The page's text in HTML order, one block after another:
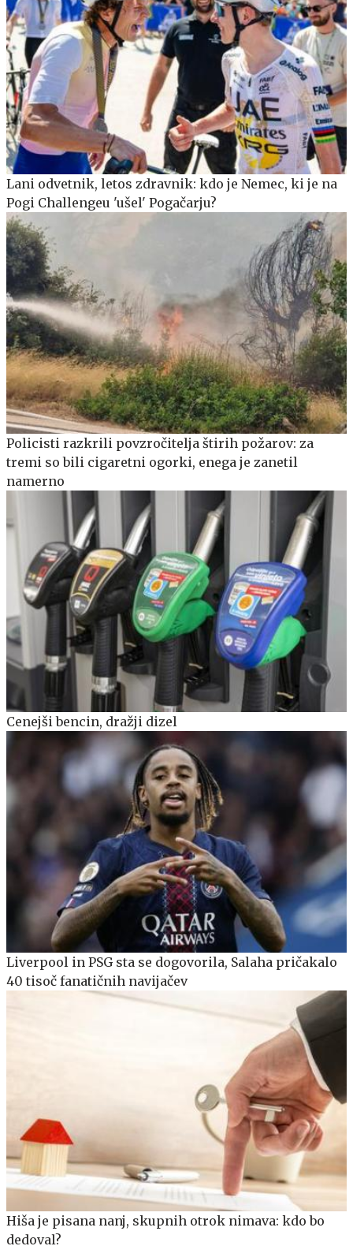
Lani odvetnik, letos zdravnik: kdo je Nemec, ki je na
Pogi Challengeu 'ušel' Pogačarju?
Policisti razkrili povzročitelja štirih požarov: za
tremi so bili cigaretni ogorki, enega je zanetil
namerno
Cenejši bencin, dražji dizel
Liverpool in PSG sta se dogovorila, Salaha pričakalo
40 tisoč fanatičnih navijačev
Hiša je pisana nanj, skupnih otrok nimava: kdo bo
dedoval?